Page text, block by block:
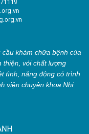
khám chữa bệnh của
thiện, với chất lượng
tình, năng động có trình
viện chuyên khoa Nhi